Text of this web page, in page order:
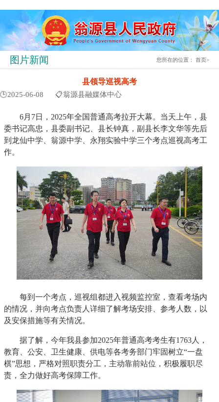
图片新闻 您所在的位置：首页>
县领导巡视高考
🕒2025-06-08 📋翁源县融媒体中心
6月7日，2025年全国普通高考拉开大幕。当天上午，县
委书记高忠，县委副书记、县长钟真，副县长李文华等先后
到龙仙中学、翁源中学、永翔实验中学三个考点巡视高考工
作。
每到一个考点，巡视组都进入视频监控室，查看考场内
的情况，并向考点负责人详细了解考场安排、参考人数，以
及安保措施等有关情况。
据了解，今年我县参加2025年普通高考考生有1763人，
教育、公安、卫生健康、供电等各考务部门牢固树立“一盘
棋”思想，严格对照职责分工，主动靠前站位，积极履职尽
责，全力做好高考保障工作。